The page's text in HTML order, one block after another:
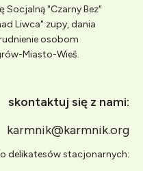
Socjalną "Czarny Bez"
Liwca" zupy, dania
osobom
Miasto-Wieś.
skontaktuj się z nami:
karmnik@karmnik.org
delikatesów stacjonarnych: